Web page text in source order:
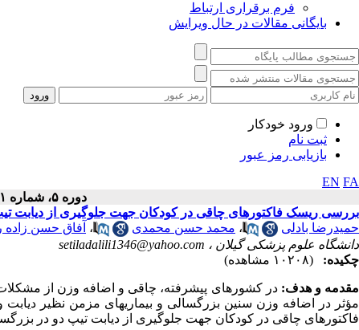
فرم برقراری ارتباط
بایگانی مقالات در حال ویرایش
ورود خودکار
ثبت نام
بازیابی رمز عبور
EN FA
دوره ۵، شماره ۱ - ( ۱۲-۱۳۹۵ )
بررسی ریسک فاکتورهای چاقی در کودکان جهت جلوگیری از دیابت
حمیدرضا بادلی
، محمد حسن محمدی ، آفاق حسن زاده
دانشگاه علوم پزشکی گیلان ، setiladalili1346@yahoo.com
چکیده:
(۱۰۲۰۸ مشاهده)
مقدمه و هدف: در کشورهای پیشرفته، چاقی و اضافه وزن از
مؤثر در اضافه وزن سنین بزرگسالی و بیماریهای مزمن نظیر
فاکتورهای چاقی در کودکان جهت جلوگیری از دیابت تیپ دو در